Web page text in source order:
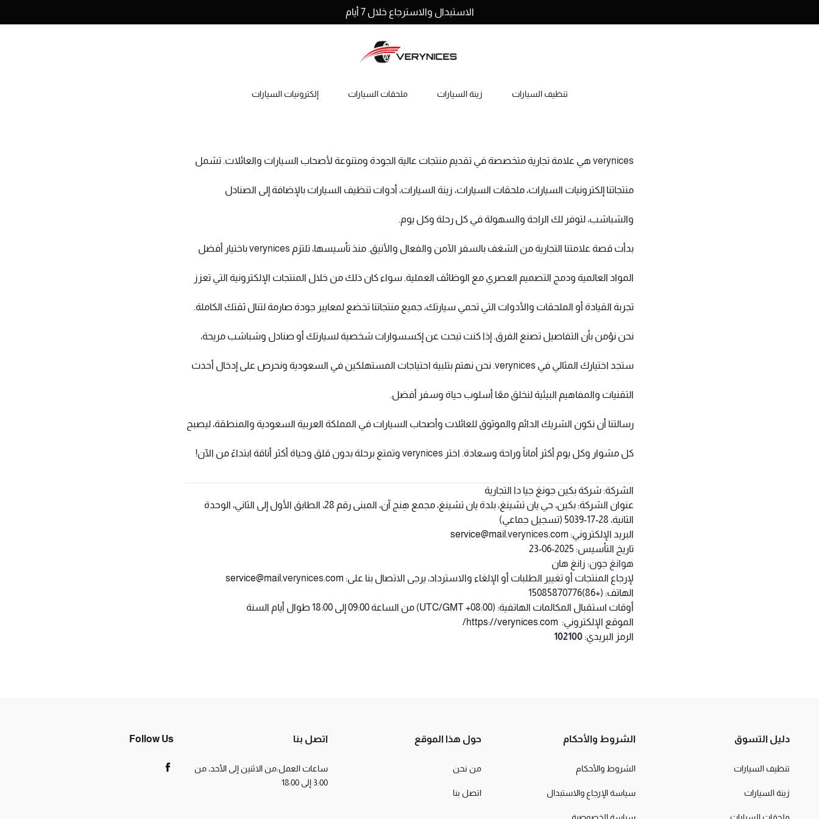
الاستبدال والاسترجاع خلال 7 أيام
تنظيف السيارات زينة السيارات ملحقات السيارات إلكترونيات السيارات
verynices هي علامة تجارية متخصصة في تقديم منتجات عالية الجودة ومتنوعة لأصحاب السيارات والعائلات. تشمل
منتجاتنا إلكترونيات السيارات، ملحقات السيارات، زينة السيارات، أدوات تنظيف السيارات بالإضافة إلى الصنادل
والشباشب، لتوفر لك الراحة والسهولة في كل رحلة وكل يوم.
بدأت قصة علامتنا التجارية من الشغف بالسفر الآمن والفعال والأنيق. منذ تأسيسها، تلتزم verynicesباختيار أفضل
المواد العالمية ودمج التصميم العصري مع الوظائف العملية. سواء كان ذلك من خلال المنتجات الإلكترونية التي تعزز
تجربة القيادة أو الملحقات والأدوات التي تحمي سيارتك، جميع منتجاتنا تخضع لمعايير جودة صارمة لتنال ثقتك الكاملة.
نحن نؤمن بأن التفاصيل تصنع الفرق. إذا كنت تبحث عن إكسسوارات شخصية لسيارتك أو صنادل وشباشب مريحة،
ستجد اختيارك المثالي في verynices. نحن نهتم بتلبية احتياجات المستهلكين في السعودية ونحرص على إدخال أحدث
التقنيات والمفاهيم البيئية لنخلق معًا أسلوب حياة وسفر أفضل.
رسالتنا أن نكون الشريك الدائم والموثوق للعائلات وأصحاب السيارات في المملكة العربية السعودية والمنطقة، ليصبح
كل مشوار وكل يوم أكثر أماناً وراحة وسعادة. اختر verynices وتمتع برحلة بدون قلق وحياة أكثر أناقة ابتداءً من الآن!
الشركة: شركة بكين جونغ جيا دا التجارية
عنوان الشركة: بكين، حي يان تشينغ، بلدة يان تشينغ، مجمع هِنج آن، المبنى رقم 28، الطابق الأول إلى الثاني، الوحدة
الثانية، 28-17-5039 (تسجيل جماعي)
البريد الإلكتروني:
service@mail.verynices.com
تاريخ التأسيس: 2025-06-23
هوانغ جون: زانغ هان
لإرجاع المنتجات أو تغيير الطلبات أو الإلغاء والاسترداد، يرجى الاتصال بنا على:
service@mail.verynices.com
الهاتف: (+86)15085870776
أوقات استقبال المكالمات الهاتفية: (UTC/GMT +08:00) من الساعة 09:00 إلى 18:00 طوال أيام السنة
الموقع الإلكتروني: https://verynices.com/
الرمز البريدي: 102100
دليل التسوق
تنظيف السيارات
زينة السيارات
الشروط والأحكام
الشروط والأحكام
سياسة الإرجاع والاستبدال
حول هذا الموقع
من نحن
اتصل بنا
اتصل بنا
ساعات العمل:من الاثنين إلى الأحد، من
3:00 إلى 18:00
Follow Us